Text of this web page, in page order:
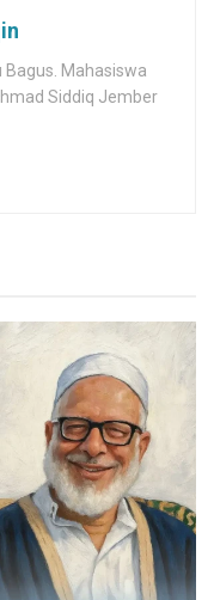
Bagus. Mahasiswa
Siddiq Jember